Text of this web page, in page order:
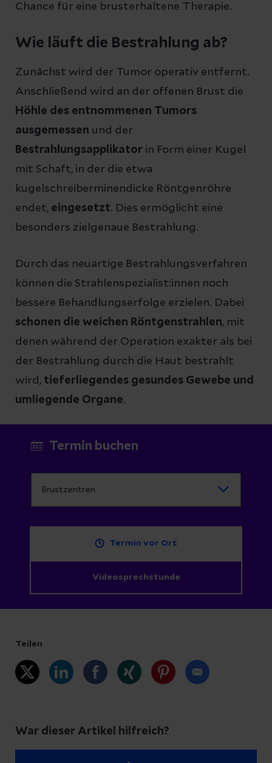
Chance für eine brusterhaltene Therapie.
Wie läuft die Bestrahlung ab?
Zunächst wird der Tumor operativ entfernt.
Anschließend wird an der offenen Brust die
Höhle des entnommenen Tumors
ausgemessen und der
Bestrahlungsapplikator in Form einer Kugel
mit Schaft, in der die etwa
kugelschreiberminendicke Röntgenröhre
endet, eingesetzt. Dies ermöglicht eine
besonders zielgenaue Bestrahlung.
Durch das neuartige Bestrahlungsverfahren
können die Strahlenspezialist:innen noch
bessere Behandlungserfolge erzielen. Dabei
schonen die weichen Röntgenstrahlen, mit
denen während der Operation exakter als bei
der Bestrahlung durch die Haut bestrahlt
wird, tieferliegendes gesundes Gewebe und
umliegende Organe.
Termin buchen
Termin vor Ort
Videosprechstunde
Teilen
War dieser Artikel hilfreich?